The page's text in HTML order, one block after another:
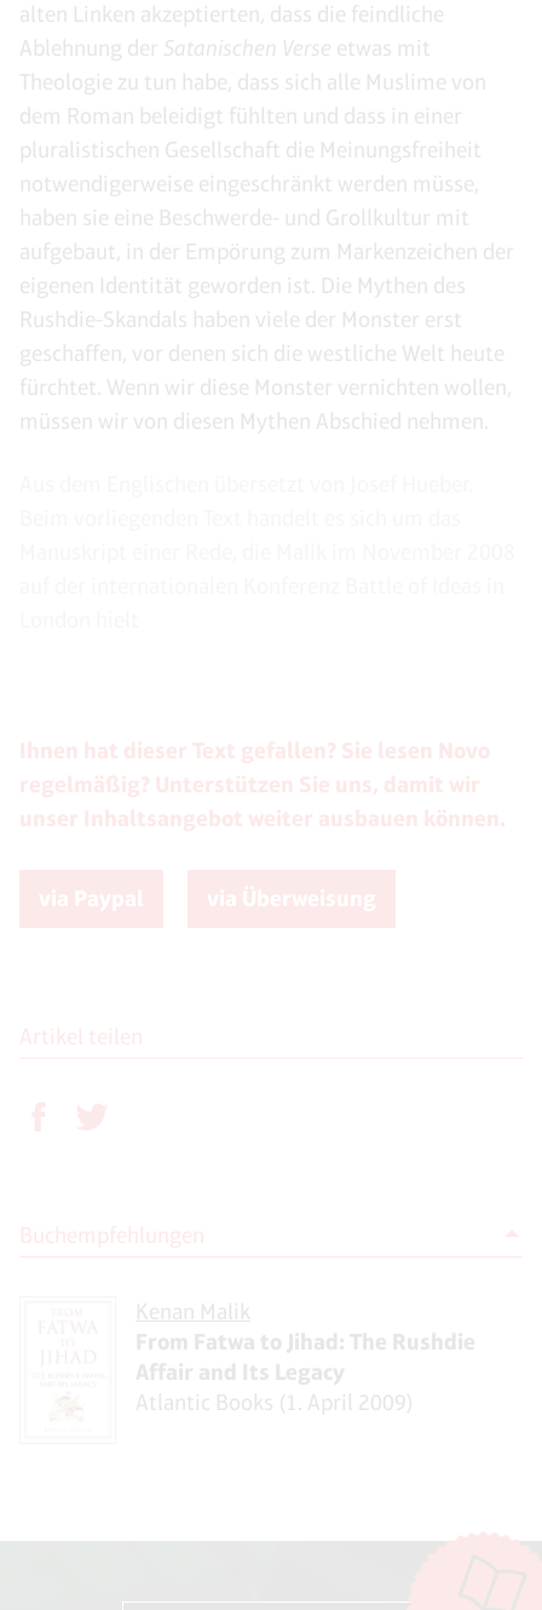
alten Linken akzeptierten, dass die feindliche
Ablehnung der Satanischen Verse etwas mit
Theologie zu tun habe, dass sich alle Muslime von
dem Roman beleidigt fühlten und dass in einer
pluralistischen Gesellschaft die Meinungsfreiheit
notwendigerweise eingeschränkt werden müsse,
haben sie eine Beschwerde- und Grollkultur mit
aufgebaut, in der Empörung zum Markenzeichen der
eigenen Identität geworden ist. Die Mythen des
Rushdie-Skandals haben viele der Monster erst
geschaffen, vor denen sich die westliche Welt heute
fürchtet. Wenn wir diese Monster vernichten wollen,
müssen wir von diesen Mythen Abschied nehmen.
Kenan Malik
From Fatwa to Jihad: The Rushdie
Affair and Its Legacy
Atlantic Books (1. April 2009)